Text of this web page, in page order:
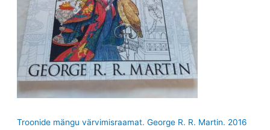
Troonide mängu värvimisraamat. George R. R. Martin. 2016